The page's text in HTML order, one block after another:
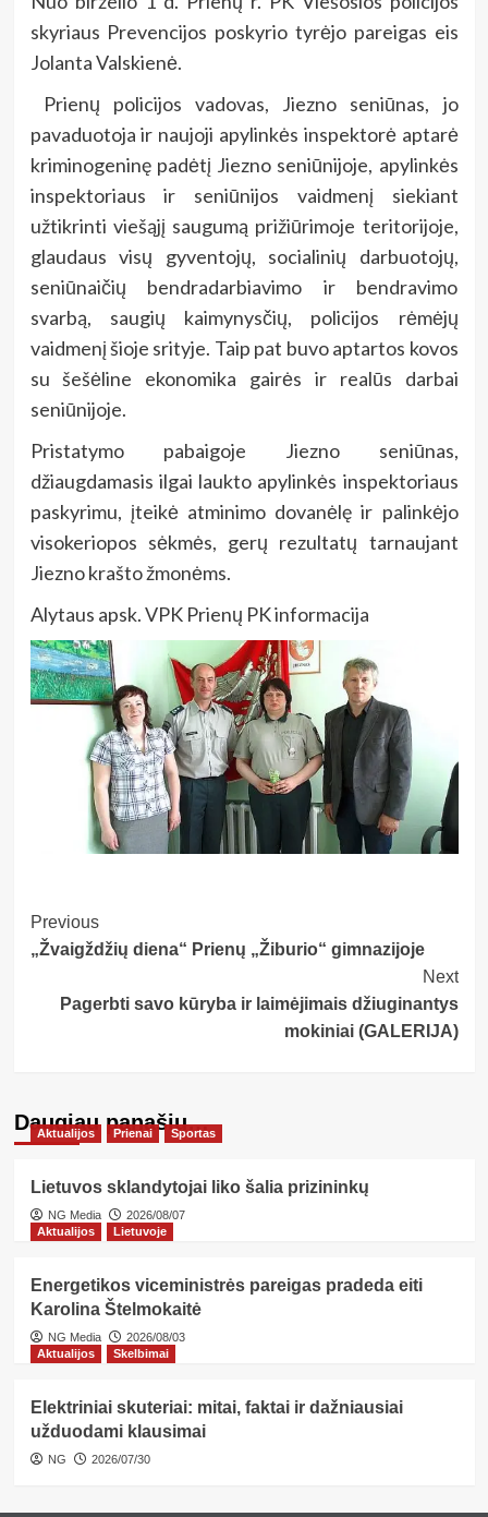
skyriaus Prevencijos poskyrio tyrėjo pareigas eis
Jolanta Valskienė.
Prienų policijos vadovas, Jiezno seniūnas, jo
pavaduotoja ir naujoji apylinkės inspektorė aptarė
kriminogeninę padėtį Jiezno seniūnijoje, apylinkės
inspektoriaus ir seniūnijos vaidmenį siekiant
užtikrinti viešąjį saugumą prižiūrimoje teritorijoje,
glaudaus visų gyventojų, socialinių darbuotojų,
seniūnaičių bendradarbiavimo ir bendravimo
svarbą, saugių kaimynysčių, policijos rėmėjų
vaidmenį šioje srityje. Taip pat buvo aptartos kovos
su šešėline ekonomika gairės ir realūs darbai
seniūnijoje.
Pristatymo pabaigoje Jiezno seniūnas,
džiaugdamasis ilgai laukto apylinkės inspektoriaus
paskyrimu, įteikė atminimo dovanėlę ir palinkėjo
visokeriopos sėkmės, gerų rezultatų tarnaujant
Jiezno krašto žmonėms.
Alytaus apsk. VPK Prienų PK informacija
Post
Navigation
Previous
„Žvaigždžių diena“ Prienų „Žiburio“ gimnazijoje
Next
Pagerbti savo kūryba ir laimėjimais džiuginantys
mokiniai (GALERIJA)
Daugiau panašių…
Aktualijos Prienai Sportas
Lietuvos sklandytojai liko šalia prizininkų
NG Media
2026/08/07
Aktualijos
Lietuvoje
Energetikos viceministrės pareigas pradeda eiti
Karolina Štelmokaitė
NG Media
2026/08/03
Aktualijos
Skelbimai
Elektriniai skuteriai: mitai, faktai ir dažniausiai
užduodami klausimai
NG 2026/07/30